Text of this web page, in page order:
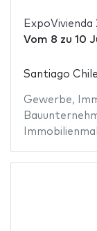
ExpoVivienda
Vom 8 zu 10
Santiago
Gewerbe,